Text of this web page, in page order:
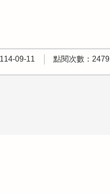
09-11 點閱次數：2479